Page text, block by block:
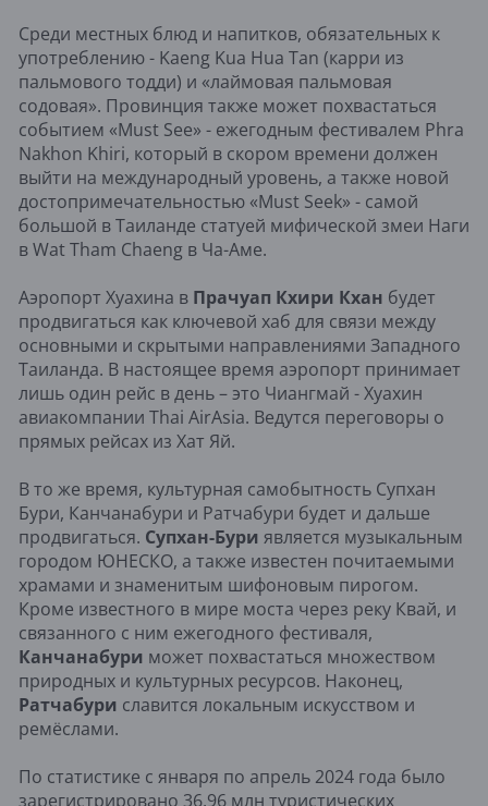
Среди местных блюд и напитков, обязательных к
употреблению - Kaeng Kua Hua Tan (карри из
пальмового тодди) и «лаймовая пальмовая
содовая». Провинция также может похвастаться
событием «Must See» - ежегодным фестивалем Phra
Nakhon Khiri, который в скором времени должен
выйти на международный уровень, а также новой
достопримечательностью «Must Seek» - самой
большой в Таиланде статуей мифической змеи Наги
в Wat Tham Chaeng в Ча-Аме.
Аэропорт Хуахина в Прачуап Кхири Кхан будет
продвигаться как ключевой хаб для связи между
основными и скрытыми направлениями Западного
Таиланда. В настоящее время аэропорт принимает
лишь один рейс в день – это Чиангмай - Хуахин
авиакомпании Thai AirAsia. Ведутся переговоры о
прямых рейсах из Хат Яй.
В то же время, культурная самобытность Супхан
Бури, Канчанабури и Ратчабури будет и дальше
продвигаться. Супхан-Бури является музыкальным
городом ЮНЕСКО, а также известен почитаемыми
храмами и знаменитым шифоновым пирогом.
Кроме известного в мире моста через реку Квай, и
связанного с ним ежегодного фестиваля,
Канчанабури может похвастаться множеством
природных и культурных ресурсов. Наконец,
Ратчабури славится локальным искусством и
ремёслами.
По статистике с января по апрель 2024 года было
зарегистрировано 36,96 млн туристических